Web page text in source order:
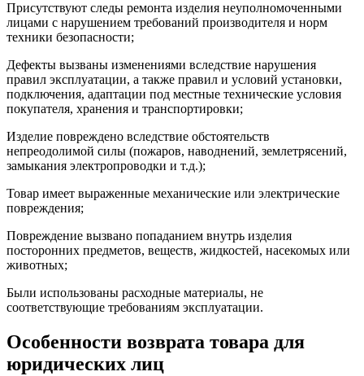
Присутствуют следы ремонта изделия неуполномоченными
лицами с нарушением требований производителя и норм
техники безопасности;
Дефекты вызваны изменениями вследствие нарушения
правил эксплуатации, а также правил и условий установки,
подключения, адаптации под местные технические условия
покупателя, хранения и транспортировки;
Изделие повреждено вследствие обстоятельств
непреодолимой силы (пожаров, наводнений, землетрясений,
замыкания электропроводки и т.д.);
Товар имеет выраженные механические или электрические
повреждения;
Повреждение вызвано попаданием внутрь изделия
посторонних предметов, веществ, жидкостей, насекомых или
животных;
Были использованы расходные материалы, не
соответствующие требованиям эксплуатации.
Особенности возврата товара для
юридических лиц